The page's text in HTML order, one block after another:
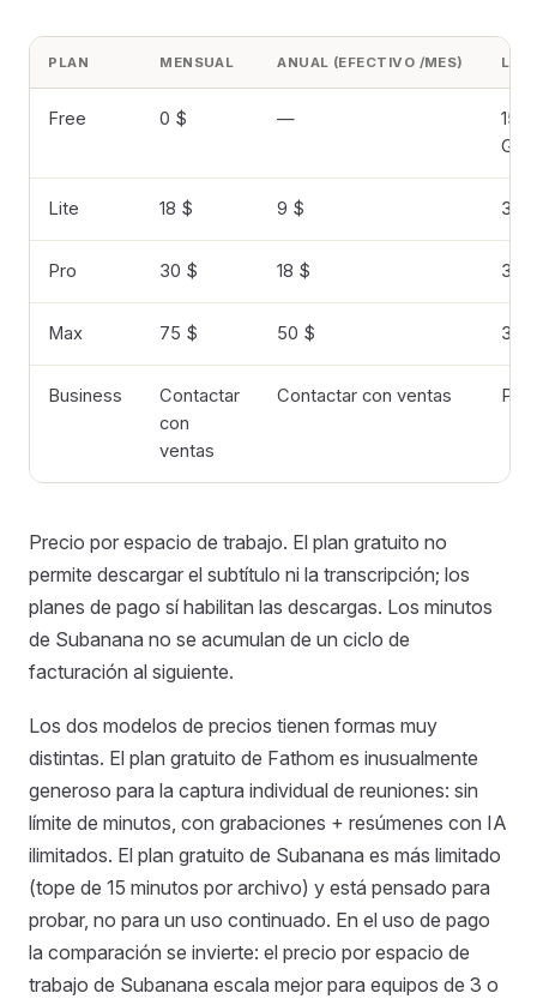
PLAN MENSUAL ANUAL (EFECTIVO /MES)
Free 0 $ —
15
GB
Lite 18 $ 9 $ 3 h/
Pro 30 $ 18 $ 3 h/
Max 75 $ 50 $ 3 h/
Business
Contactar
con
ventas
Contactar con ventas
Precio por espacio de trabajo. El plan gratuito no
permite descargar el subtítulo ni la transcripción; los
planes de pago sí habilitan las descargas. Los minutos
de Subanana no se acumulan de un ciclo de
facturación al siguiente.
Los dos modelos de precios tienen formas muy
distintas. El plan gratuito de Fathom es inusualmente
generoso para la captura individual de reuniones: sin
límite de minutos, con grabaciones + resúmenes con IA
ilimitados. El plan gratuito de Subanana es más limitado
(tope de 15 minutos por archivo) y está pensado para
probar, no para un uso continuado. En el uso de pago
la comparación se invierte: el precio por espacio de
trabajo de Subanana escala mejor para equipos de 3 o